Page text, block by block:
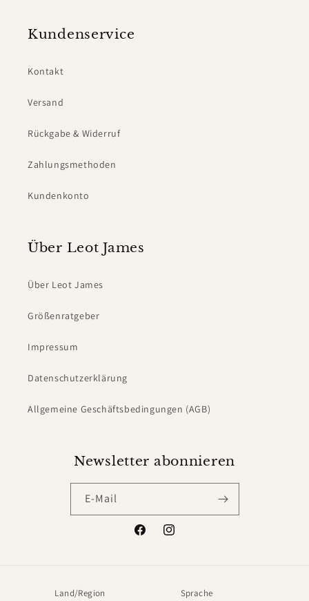
Kundenservice
Kontakt
Versand
Rückgabe & Widerruf
Zahlungsmethoden
Kundenkonto
Über Leot James
Über Leot James
Größenratgeber
Impressum
Datenschutzerklärung
Allgemeine Geschäftsbedingungen (AGB)
Newsletter abonnieren
E-Mail
FacebookInstagram
Land/Region Sprache